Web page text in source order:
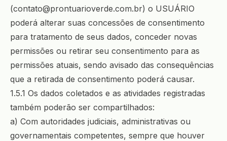
(contato@prontuarioverde.com.br) o USUÁRIO
poderá alterar suas concessões de consentimento
para tratamento de seus dados, conceder novas
permissões ou retirar seu consentimento para as
permissões atuais, sendo avisado das consequências
que a retirada de consentimento poderá causar.
1.5.1 Os dados coletados e as atividades registradas
também poderão ser compartilhados:
a) Com autoridades judiciais, administrativas ou
governamentais competentes, sempre que houver